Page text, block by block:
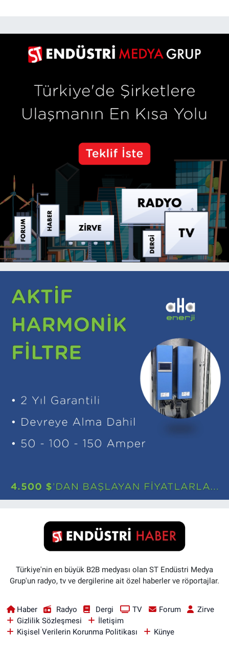
Türkiye'nin en büyük B2B medyası olan ST Endüstri Medya
Grup'un radyo, tv ve dergilerine ait özel haberler ve röportajlar.
Haber Radyo Dergi TV Forum
Zirve
Gizlilik Sözleşmesi
İletişim
Kişisel Verilerin Korunma Politikası
Künye